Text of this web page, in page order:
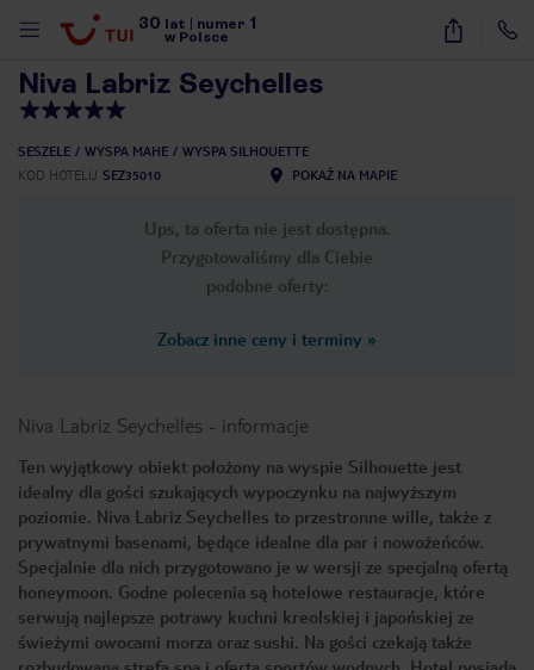
30 lat numer 1
w Polsce
37
Niva Labriz Seychelles
SESZELE WYSPA MAHE
WYSPA SILHOUETTE
KOD HOTELU SEZ35010 POKAŻ NA MAPIE
Ups, ta oferta nie jest dostępna.
Przygotowaliśmy dla Ciebie
podobne oferty:
Zobacz inne ceny i terminy »
Niva Labriz Seychelles - informacje
Ten wyjątkowy obiekt położony na wyspie Silhouette jest
idealny dla gości szukających wypoczynku na najwyższym
poziomie. Niva Labriz Seychelles to przestronne wille, także z
prywatnymi basenami, będące idealne dla par i nowożeńców.
Specjalnie dla nich przygotowano je w wersji ze specjalną ofertą
honeymoon. Godne polecenia są hotelowe restauracje, które
serwują najlepsze potrawy kuchni kreolskiej i japońskiej ze
świeżymi owocami morza oraz sushi. Na gości czekają także